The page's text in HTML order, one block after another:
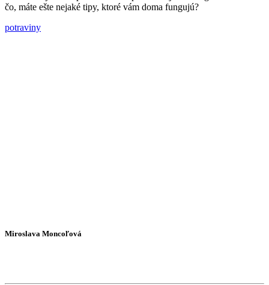
čo, máte ešte nejaké tipy, ktoré vám doma fungujú?
potraviny
Miroslava Moncoľová